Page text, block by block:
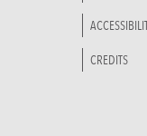
CREDITS